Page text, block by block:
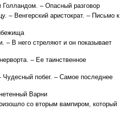
– Опасный разговор
– Венгерский аристократ. – Письмо к
– В него стреляют и он показывает
– Ее таинственное
побег. – Самое последнее
Варни
со вторым вампиром, который